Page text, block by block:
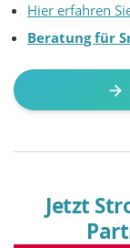
Hier erfahren
Beratung für
Jetzt